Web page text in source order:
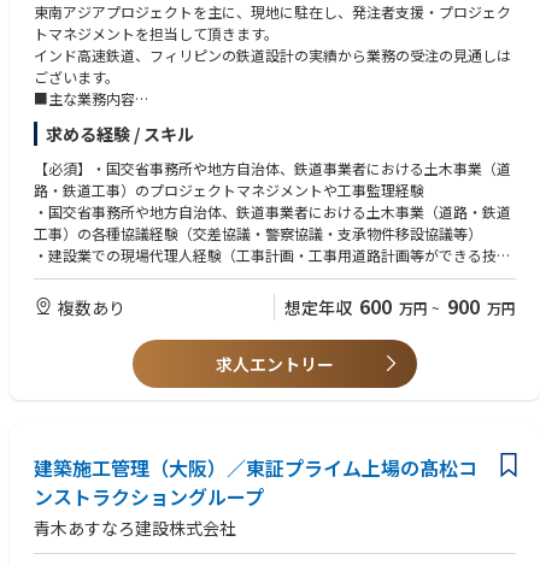
東南アジアプロジェクトを主に、現地に駐在し、発注者支援・プロジェク
トマネジメントを担当して頂きます。
インド高速鉄道、フィリピンの鉄道設計の実績から業務の受注の見通しは
ございます。
■主な業務内容
・土木および建築等に関するプロジェクトにおけるマネジメント業務等
・土木に関する設計業務・工事監理業務
・発注者におけるマネジメント業務・アドバイザリー業務等
※海外業務は7割、残りの3割は事務仕事などを在宅にて行って頂きます。
求める経験 / スキル
【必須】・国交省事務所や地方自治体、鉄道事業者における土木事業（道
路・鉄道工事）のプロジェクトマネジメントや工事監理経験
・国交省事務所や地方自治体、鉄道事業者における土木事業（道路・鉄道
工事）の各種協議経験（交差協議・警察協議・支承物件移設協議等）
・建設業での現場代理人経験（工事計画・工事用道路計画等ができる技
術） ・建築設計、設備（電気・機械等）の設計・工事監理経験
【歓迎】 ・技術士もしくは技術士補 ・鉄道事業者 ・行政経験者
複数あり 想定年収 600 万円 ~ 900 万円
求人エントリー
建築施工管理（大阪）／東証プライム上場の髙松コ
ンストラクショングループ
青木あすなろ建設株式会社